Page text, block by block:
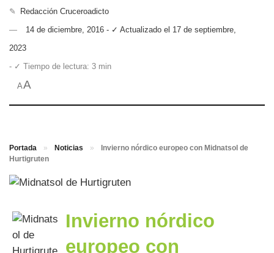
✎
Redacción Cruceroadicto
14 de diciembre, 2016 - ✓ Actualizado el 17 de septiembre,
2023
- ✓ Tiempo de lectura: 3 min
AA
Portada » Noticias »
Invierno nórdico europeo con Midnatsol de
Hurtigruten
Invierno nórdico
europeo con